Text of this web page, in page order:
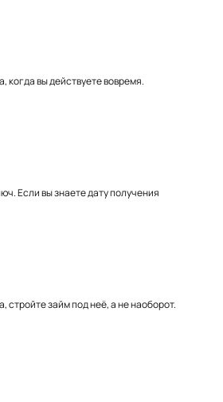
когда вы действуете вовремя.
Если вы знаете дату получения
стройте займ под неё, а не наоборот.